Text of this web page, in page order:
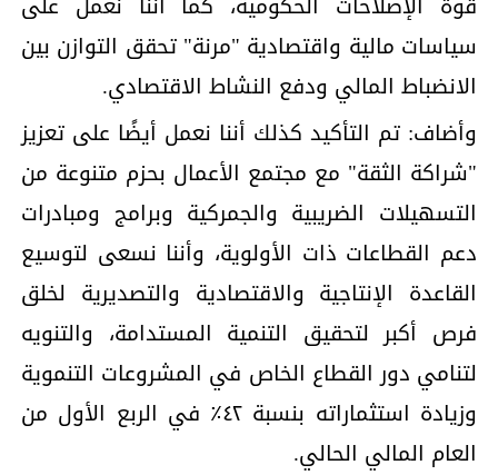
سياسات مالية واقتصادية "مرنة" تحقق التوازن بين
الانضباط المالي ودفع النشاط الاقتصادي.
وأضاف: تم التأكيد كذلك أننا نعمل أيضًا على تعزيز
"شراكة الثقة" مع مجتمع الأعمال بحزم متنوعة من
التسهيلات الضريبية والجمركية وبرامج ومبادرات
دعم القطاعات ذات الأولوية، وأننا نسعى لتوسيع
القاعدة الإنتاجية والاقتصادية والتصديرية لخلق
فرص أكبر لتحقيق التنمية المستدامة، والتنويه
لتنامي دور القطاع الخاص في المشروعات التنموية
وزيادة استثماراته بنسبة ٤٢٪ في الربع الأول من
العام المالي الحالي.